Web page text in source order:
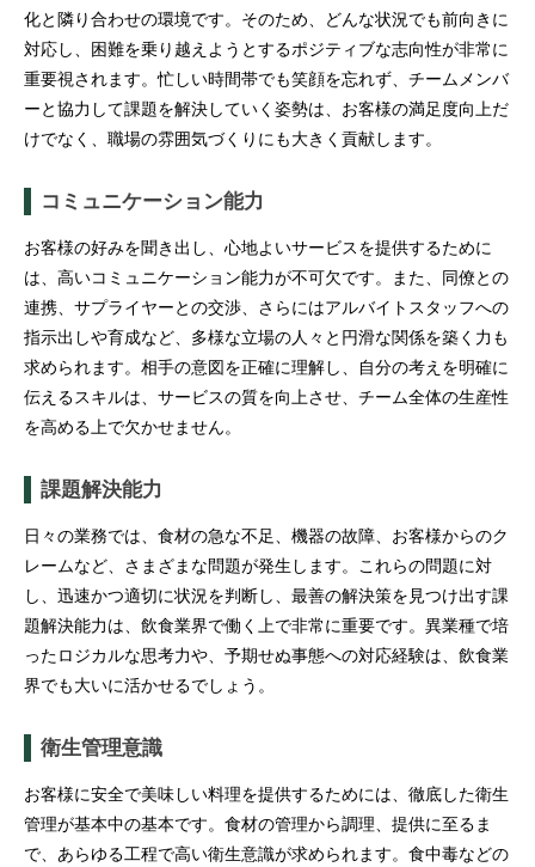
化と隣り合わせの環境です。そのため、どんな状況でも前向きに
対応し、困難を乗り越えようとするポジティブな志向性が非常に
重要視されます。忙しい時間帯でも笑顔を忘れず、チームメンバ
ーと協力して課題を解決していく姿勢は、お客様の満足度向上だ
けでなく、職場の雰囲気づくりにも大きく貢献します。
コミュニケーション能力
お客様の好みを聞き出し、心地よいサービスを提供するために
は、高いコミュニケーション能力が不可欠です。また、同僚との
連携、サプライヤーとの交渉、さらにはアルバイトスタッフへの
指示出しや育成など、多様な立場の人々と円滑な関係を築く力も
求められます。相手の意図を正確に理解し、自分の考えを明確に
伝えるスキルは、サービスの質を向上させ、チーム全体の生産性
を高める上で欠かせません。
課題解決能力
日々の業務では、食材の急な不足、機器の故障、お客様からのク
レームなど、さまざまな問題が発生します。これらの問題に対
し、迅速かつ適切に状況を判断し、最善の解決策を見つけ出す課
題解決能力は、飲食業界で働く上で非常に重要です。異業種で培
ったロジカルな思考力や、予期せぬ事態への対応経験は、飲食業
界でも大いに活かせるでしょう。
衛生管理意識
お客様に安全で美味しい料理を提供するためには、徹底した衛生
管理が基本中の基本です。食材の管理から調理、提供に至るま
で、あらゆる工程で高い衛生意識が求められます。食中毒などの